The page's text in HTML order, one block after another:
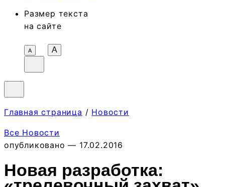
Размер текста
на сайте
А A
Главная страница / Новости
Все Новости
опубликовано — 17.02.2016
Новая разработка: